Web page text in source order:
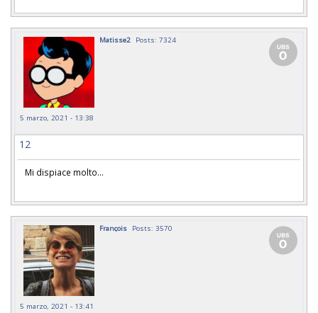
Matisse2 Posts: 7324
5 marzo, 2021 - 13:38
12
Mi dispiace molto...
François Posts: 3570
5 marzo, 2021 - 13:41